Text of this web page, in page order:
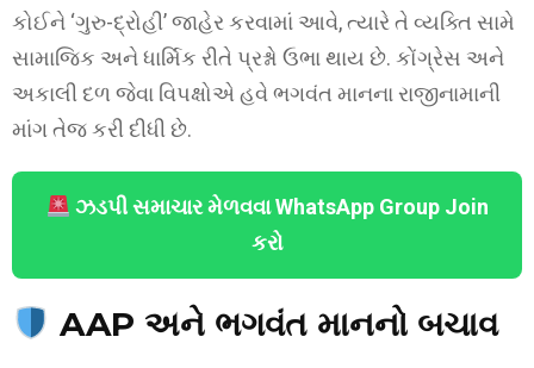
કોઈને ‘ગુરુ-દ્રોહી’ જાહેર કરવામાં આવે, ત્યારે તે વ્યક્તિ સામે
સામાજિક અને ધાર્મિક રીતે પ્રશ્નો ઉભા થાય છે. કોંગ્રેસ અને
અકાલી દળ જેવા વિપક્ષોએ હવે ભગવંત માનના રાજીનામાની
માંગ તેજ કરી દીધી છે.
ઝડપી સમાચાર મેળવવા WhatsApp Group Join
કરો
AAP અને ભગવંત માનનો બચાવ